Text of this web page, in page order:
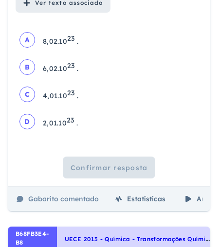
Ver texto associado
A 8,02.1023 .
B 6,02.1023 .
C 4,01.1023 .
D 2,01.1023 .
Confirmar resposta
Gabarito comentado Estatísticas Aulas
B68FB3E4-
B8
U
ECE 2013 - Química - Transformações Químicas, Teoria Atômica: Modelo atômico de Dalton, Thomson, Rutherford, Rutherford-Bohr